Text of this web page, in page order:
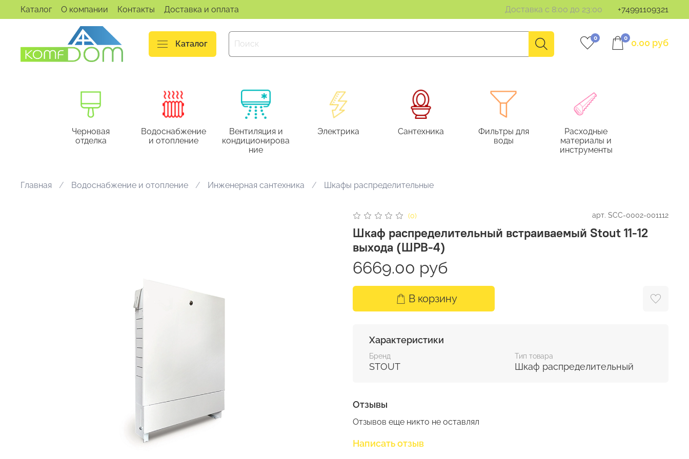
Каталог О компании Контакты Доставка и оплата Доставка с 8:00 до 23:00 +74991109321
Каталог
0 0 0.00 руб
Черновая
отделка
Водоснабжение
и отопление
Вентиляция и
кондиционирова
ние
Электрика Сантехника
Фильтры для
воды
Расходные
материалы и
инструменты
Главная Водоснабжение и отопление Инженерная сантехника Шкафы распределительные
(0) арт. SCC-0002-001112
Шкаф распределительный встраиваемый Stout 11-12
выхода (ШРВ-4)
6669.00 руб
В корзину
Характеристики
Бренд
STOUT
Тип товара
Шкаф распределительный
Отзывы
Отзывов еще никто не оставлял
Написать отзыв